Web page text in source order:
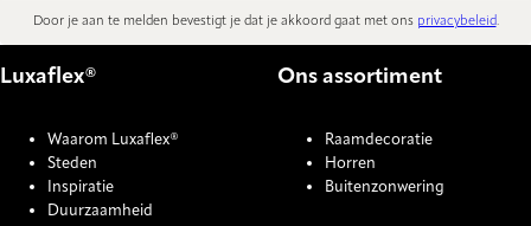
Door je aan te melden bevestigt je dat je akkoord gaat met ons privacybeleid.
Luxaflex®
Waarom Luxaflex®
Steden
Inspiratie
Duurzaamheid
Ons assortiment
Raamdecoratie
Horren
Buitenzonwering